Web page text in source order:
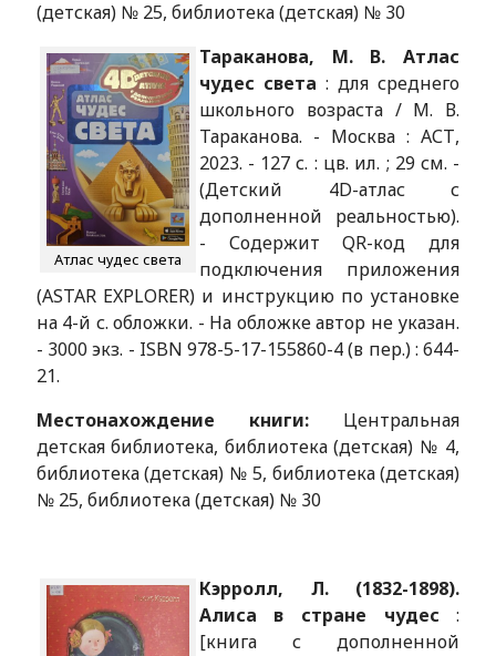
(детская) № 25, библиотека (детская) № 30
Атлас чудес света
Тараканова, М. В. Атлас
чудес света : для среднего
школьного возраста / М. В.
Тараканова. - Москва : АСТ,
2023. - 127 с. : цв. ил. ; 29 см. -
(Детский 4D-атлас с
дополненной реальностью).
- Содержит QR-код для
подключения приложения
(ASTAR EXPLORER) и инструкцию по установке
на 4-й с. обложки. - На обложке автор не указан.
- 3000 экз. - ISBN 978-5-17-155860-4 (в пер.) : 644-
21.
Местонахождение книги: Центральная
детская библиотека, библиотека (детская) № 4,
библиотека (детская) № 5, библиотека (детская)
№ 25, библиотека (детская) № 30
Кэрролл, Л. (1832-1898).
Алиса в стране чудес :
[книга с дополненной